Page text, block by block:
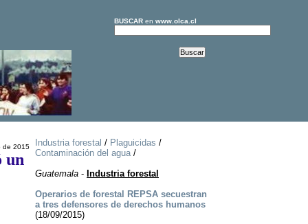
BUSCARen www.olca.cl
de 2015
un
Industria forestal / Plaguicidas /
Contaminación del agua/
Guatemala- Industria forestal
Operarios de forestal REPSA secuestran
a tres defensores de derechos humanos
(18/09/2015)